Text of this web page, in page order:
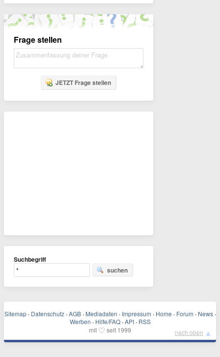
Frage stellen
JETZT Frage stellen
Suchbegriff
suchen
Sitemap · Datenschutz · AGB · Mediadaten · Impressum · Home · Forum · News ·
Werben · Hilfe/FAQ · API · RSS
mit ♡ seit 1999 nach oben ▲